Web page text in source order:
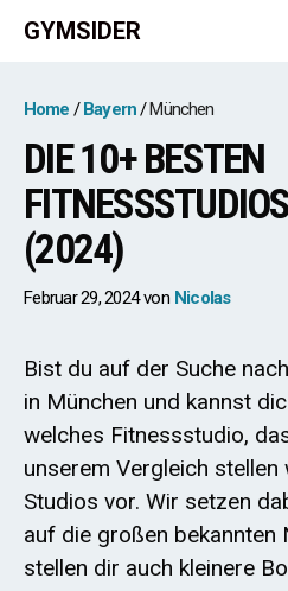
Zum
Inhalt
GYMSIDER
Home Bayern München
DIE 10+ BESTEN
(2024)
Februar 29, 2024 von Nicolas
Bist du auf der Suche
in München und kannst
welches Fitnessstudio,
unserem Vergleich
Studios vor. Wir setzen
auf die großen bekannten
stellen dir auch kleinere